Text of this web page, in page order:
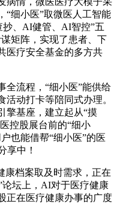
“细小医”取微医人工智能
、AI健管、AI智控”五
矩阵，实现了患者、下
医疗安全基金的多方共
流程，“细小医”能供给
活动打卡等陪同式办理。
擎基座，建立起从“摸
控股展台前的“细小
也能借帮“细小医”的医
享中！
档案取及时需求，正在
论坛上，AI对于医疗健康
正在医疗健康办事的广度